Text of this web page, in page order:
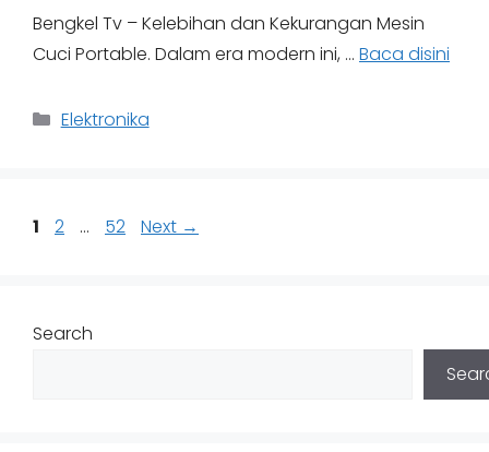
Bengkel Tv – Kelebihan dan Kekurangan Mesin
Cuci Portable. Dalam era modern ini, … Baca disini
Categories
Elektronika
Page
1 Page
2 … Page
52 Next →
Search